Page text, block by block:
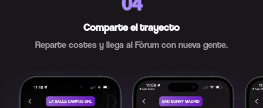
Comparte el trayecto
Reparte costes y llega al Fòrum con nueva gente.